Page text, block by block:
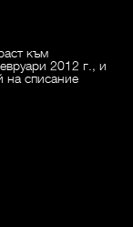
към
2012 г., и
на списание